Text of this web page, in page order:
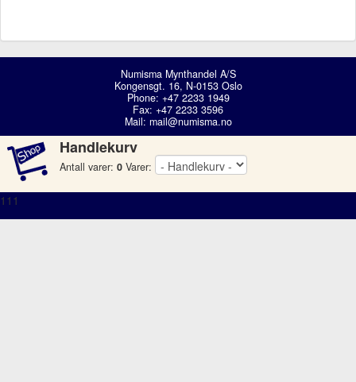
Numisma Mynthandel A/S
Kongensgt. 16, N-0153 Oslo
Phone: +47 2233 1949
Fax: +47 2233 3596
Mail: mail@numisma.no
Handlekurv
Antall varer: 0 Varer:
111